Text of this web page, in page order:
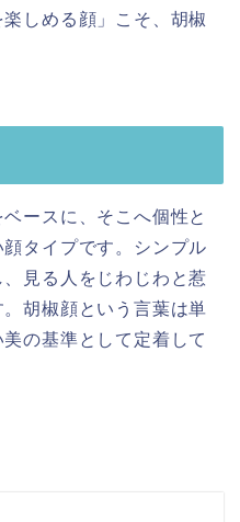
しめる顔」こそ、胡椒
ースに、そこへ個性と
タイプです。シンプル
見る人をじわじわと惹
胡椒顔という言葉は単
の基準として定着して